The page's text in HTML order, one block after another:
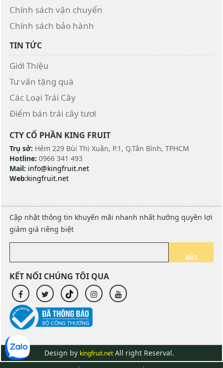
Chính sách vận chuyển
Chính sách bảo hành
TIN TỨC
Giới Thiệu
Tư vấn tặng quà
Các Loại Trái Cây
Điểm bán trái cây tươi
CTY CỔ PHẦN KING FRUIT
Trụ sở: Hẻm 229 Bùi Thị Xuân, P.1, Q.Tân Bình, TPHCM
Hotline: 0966 341 493
Mail: info@kingfruit.net
Web:kingfruit.net
Cập nhật thông tin khuyến mãi nhanh nhất hưởng quyền lợi
giảm giá riêng biệt
GỬI
KẾT NỐI CHÚNG TÔI QUA
Design by kingfruit.netAll right Reserval.